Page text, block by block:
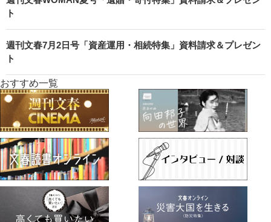
ト
週刊文春7月2日号「資産運用・相続特集」資料請求＆プレゼン
ト
おすすめ一覧